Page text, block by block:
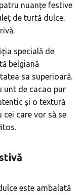
nuanțe festive
de turtă dulce.
specială de
belgiană
sa superioară.
unt de cacao pur
și o textură
care vor să se
este ambalată